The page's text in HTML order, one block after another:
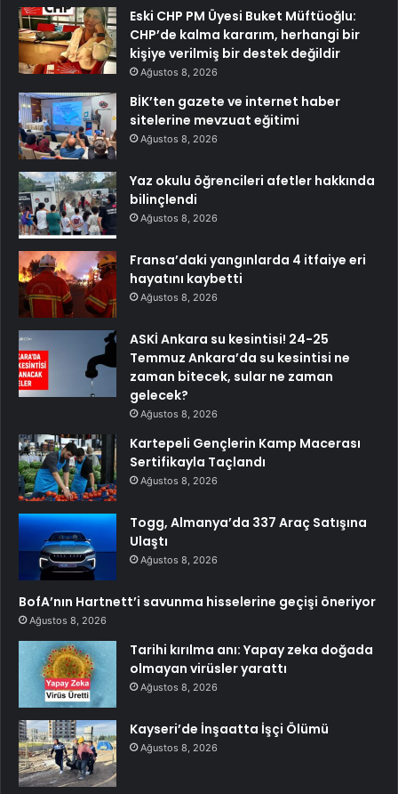
Eski CHP PM Üyesi Buket Müftüoğlu:
CHP’de kalma kararım, herhangi bir
kişiye verilmiş bir destek değildir
Ağustos 8, 2026
BİK’ten gazete ve internet haber
sitelerine mevzuat eğitimi
Ağustos 8, 2026
Yaz okulu öğrencileri afetler hakkında
bilinçlendi
Ağustos 8, 2026
Fransa’daki yangınlarda 4 itfaiye eri
hayatını kaybetti
Ağustos 8, 2026
ASKİ Ankara su kesintisi! 24-25
Temmuz Ankara’da su kesintisi ne
zaman bitecek, sular ne zaman
gelecek?
Ağustos 8, 2026
Kartepeli Gençlerin Kamp Macerası
Sertifikayla Taçlandı
Ağustos 8, 2026
Togg, Almanya’da 337 Araç Satışına
Ulaştı
Ağustos 8, 2026
BofA’nın Hartnett’i savunma hisselerine geçişi öneriyor
Ağustos 8, 2026
Tarihi kırılma anı: Yapay zeka doğada
olmayan virüsler yarattı
Ağustos 8, 2026
Kayseri’de İnşaatta İşçi Ölümü
Ağustos 8, 2026